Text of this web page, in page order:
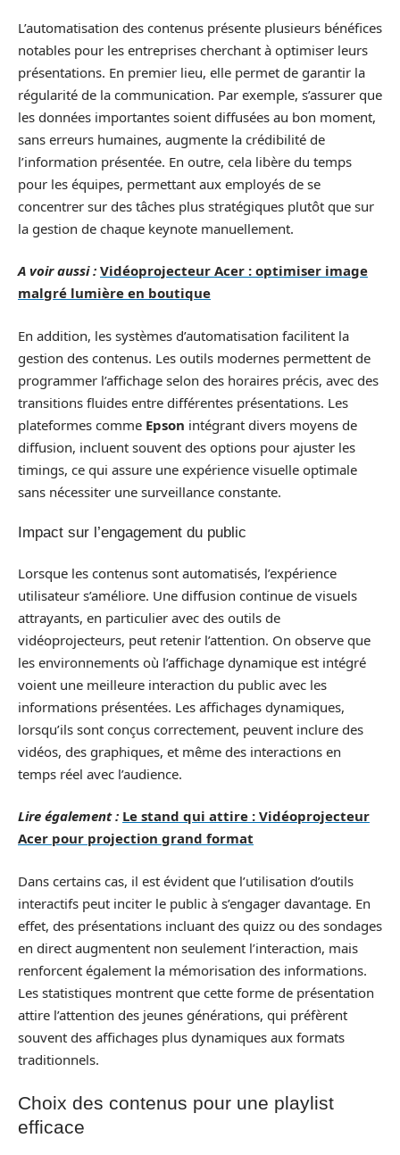
L’automatisation des contenus présente plusieurs bénéfices
notables pour les entreprises cherchant à optimiser leurs
présentations. En premier lieu, elle permet de garantir la
régularité de la communication. Par exemple, s’assurer que
les données importantes soient diffusées au bon moment,
sans erreurs humaines, augmente la crédibilité de
l’information présentée. En outre, cela libère du temps
pour les équipes, permettant aux employés de se
concentrer sur des tâches plus stratégiques plutôt que sur
la gestion de chaque keynote manuellement.
A voir aussi : Vidéoprojecteur Acer : optimiser image
malgré lumière en boutique
En addition, les systèmes d’automatisation facilitent la
gestion des contenus. Les outils modernes permettent de
programmer l’affichage selon des horaires précis, avec des
transitions fluides entre différentes présentations. Les
plateformes comme Epson intégrant divers moyens de
diffusion, incluent souvent des options pour ajuster les
timings, ce qui assure une expérience visuelle optimale
sans nécessiter une surveillance constante.
Impact sur l’engagement du public
Lorsque les contenus sont automatisés, l’expérience
utilisateur s’améliore. Une diffusion continue de visuels
attrayants, en particulier avec des outils de
vidéoprojecteurs, peut retenir l’attention. On observe que
les environnements où l’affichage dynamique est intégré
voient une meilleure interaction du public avec les
informations présentées. Les affichages dynamiques,
lorsqu’ils sont conçus correctement, peuvent inclure des
vidéos, des graphiques, et même des interactions en
temps réel avec l’audience.
Lire également : Le stand qui attire : Vidéoprojecteur
Acer pour projection grand format
Dans certains cas, il est évident que l’utilisation d’outils
interactifs peut inciter le public à s’engager davantage. En
effet, des présentations incluant des quizz ou des sondages
en direct augmentent non seulement l’interaction, mais
renforcent également la mémorisation des informations.
Les statistiques montrent que cette forme de présentation
attire l’attention des jeunes générations, qui préfèrent
souvent des affichages plus dynamiques aux formats
traditionnels.
Choix des contenus pour une playlist
efficace